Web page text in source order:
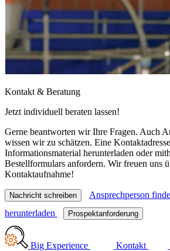
Kontakt & Beratung
Jetzt individuell beraten lassen!
Gerne beantworten wir Ihre Fragen. Auch
wissen wir zu schätzen. Eine
Informationsmaterial herunterladen oder
Bestellformulars anfordern. Wir freuen uns
Kontaktaufnahme!
Nachricht schreiben Ansprechperson
herunterladen
Prospektanforderung
Big Experience Kontakt